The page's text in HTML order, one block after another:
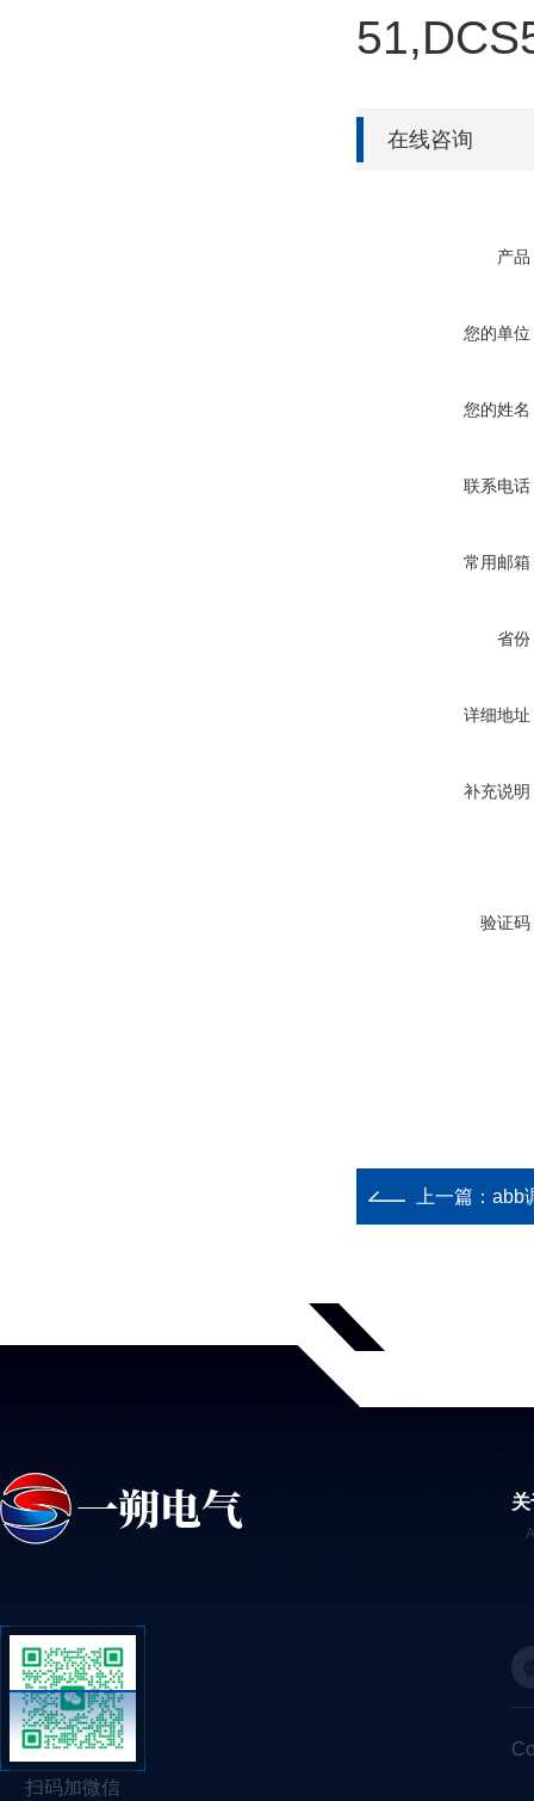
在线咨询
产品
您的单位
您的姓名
联系电话
常用邮箱
省份
详细地址
补充说明
验证码
上一篇： abb
扫码加微信